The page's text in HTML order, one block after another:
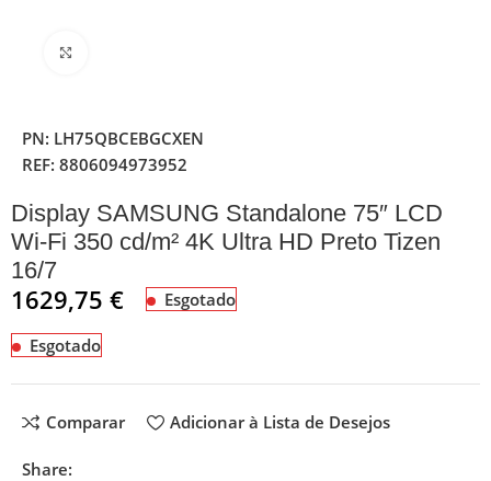
PN: LH75QBCEBGCXEN
REF:8806094973952
Display SAMSUNG Standalone 75″ LCD
Wi-Fi 350 cd/m² 4K Ultra HD Preto Tizen
16/7
1629,75€ Esgotado
Esgotado
Comparar Adicionar à Lista de Desejos
Share: